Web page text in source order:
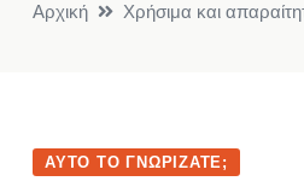
Αρχική Χρήσιμα και
ΑΥΤΌ ΤΟ ΓΝΩΡΊΖΑΤΕ;